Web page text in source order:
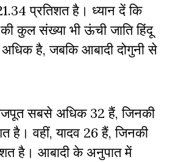
प्रतिशत है। ध्यान दें कि
की कुल संख्या भी ऊंची जाति हिंदू
है, जबकि आबादी दोगुनी से
सबसे अधिक 32 हैं, जिनकी
है। वहीं, यादव 26 हैं, जिनकी
है। आबादी के अनुपात में